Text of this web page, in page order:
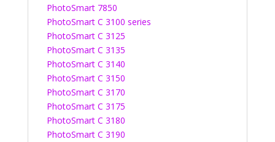
PhotoSmart 7850
PhotoSmart C 3100 series
PhotoSmart C 3125
PhotoSmart C 3135
PhotoSmart C 3140
PhotoSmart C 3150
PhotoSmart C 3170
PhotoSmart C 3175
PhotoSmart C 3180
PhotoSmart C 3190